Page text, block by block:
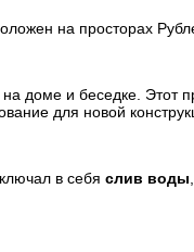
на просторах
на доме и беседке. Этот
для новой
в себя слив воды